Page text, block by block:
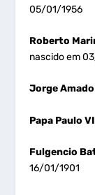
05/01/1956
Roberto
nascido em
Jorge Amado
Papa Paulo VI
Fulgencio
16/01/1901